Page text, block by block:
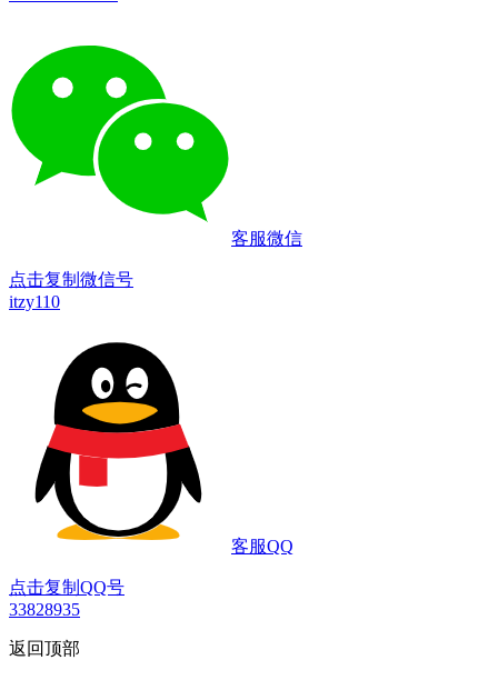
客服微信
点击复制微信号
itzy110
客服QQ
点击复制QQ号
33828935
返回顶部